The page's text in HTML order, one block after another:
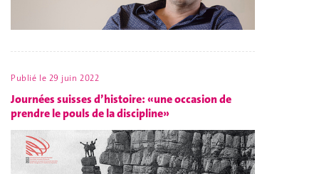
Publié le 29 juin 2022
Journées suisses d’histoire: «une occasion de
prendre le pouls de la discipline»